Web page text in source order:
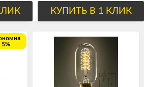
КУПИТЬ В 1 КЛИК
5%